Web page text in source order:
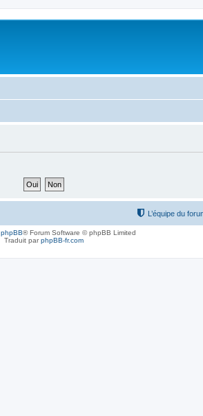
L’équipe du
phpBB® Forum Software © phpBB Limited
Traduit parphpBB-fr.com